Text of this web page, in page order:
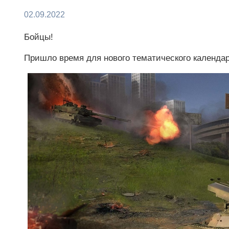
02.09.2022
Бойцы!
Пришло время для нового тематического